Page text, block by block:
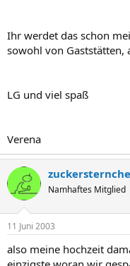
Ihr werdet das schon
sowohl von Gaststätten,
LG und viel spaß
Verena
Namhaftes Mitglied
11 Juni 2003
also meine hochzeit